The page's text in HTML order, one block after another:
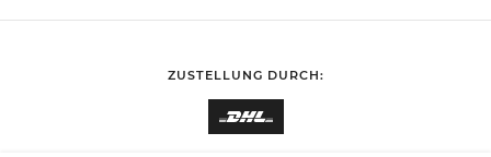
ZUSTELLUNG DURCH: